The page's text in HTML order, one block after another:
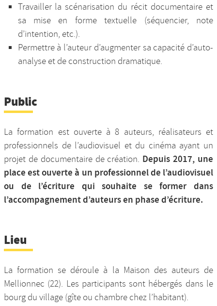
Travailler la scénarisation du récit documentaire et
sa mise en forme textuelle (séquencier, note
d’intention, etc.).
Permettre à l’auteur d’augmenter sa capacité d’auto-
analyse et de construction dramatique.
Public
La formation est ouverte à 8 auteurs, réalisateurs et
professionnels de l’audiovisuel et du cinéma ayant un
projet de documentaire de création. Depuis 2017, une
place est ouverte à un professionnel de l’audiovisuel
ou de l’écriture qui souhaite se former dans
l’accompagnement d’auteurs en phase d’écriture.
Lieu
La formation se déroule à la Maison des auteurs de
Mellionnec (22). Les participants sont hébergés dans le
bourg du village (gîte ou chambre chez l’habitant).